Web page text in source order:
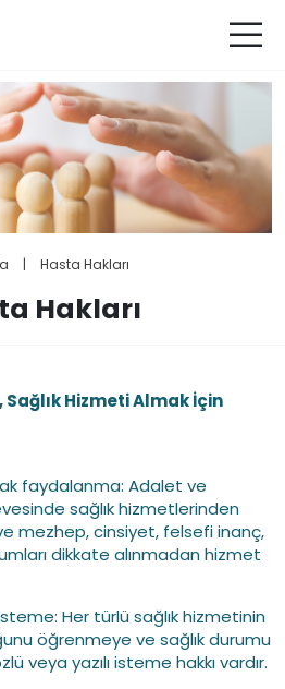
| Hasta Hakları
Hakları
Hizmeti Almak İçin
faydalanma: Adalet ve
sağlık hizmetlerinden
mezhep, cinsiyet, felsefi inanç,
dikkate alınmadan hizmet
Her türlü sağlık hizmetinin
öğrenmeye ve sağlık durumu
veya yazılı isteme hakkı vardır.